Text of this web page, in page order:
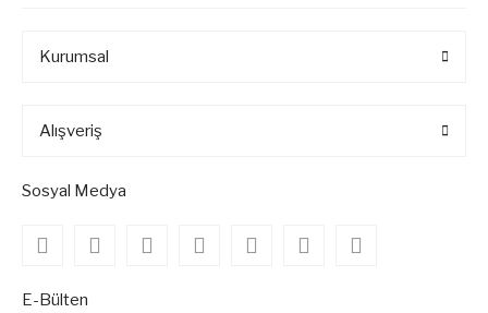
Kurumsal
Alışveriş
Sosyal Medya
E-Bülten